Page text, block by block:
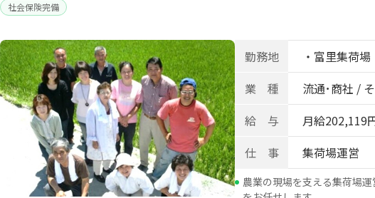
社会保険完備
勤務地
・富里集荷
業 種
流通･商社 /
給 与
月給202,119
仕 事
集荷場運営
農業の現場を支える集荷場